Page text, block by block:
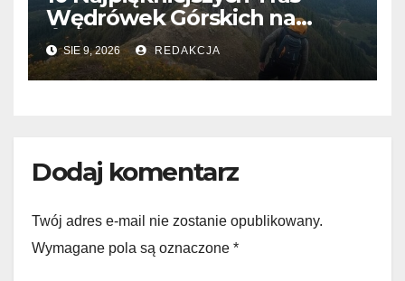
Wędrówek Górskich na
Świecie
SIE 9, 2026 REDAKCJA
Dodaj komentarz
Twój adres e-mail nie zostanie opublikowany.
Wymagane pola są oznaczone *